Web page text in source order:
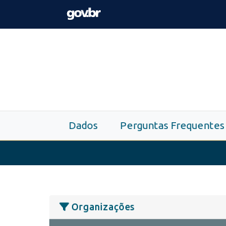
Skip to main content
Dados Perguntas Frequentes
Organizações